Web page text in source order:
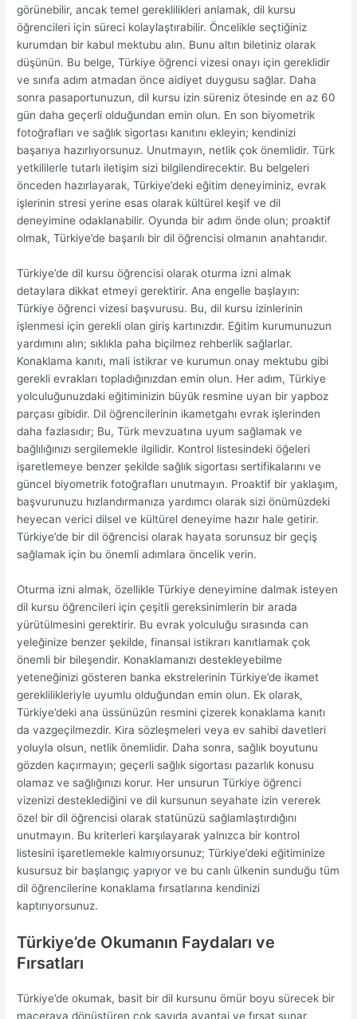
görünebilir, ancak temel gereklilikleri anlamak, dil kursu
öğrencileri için süreci kolaylaştırabilir. Öncelikle seçtiğiniz
kurumdan bir kabul mektubu alın. Bunu altın biletiniz olarak
düşünün. Bu belge, Türkiye öğrenci vizesi onayı için gereklidir
ve sınıfa adım atmadan önce aidiyet duygusu sağlar. Daha
sonra pasaportunuzun, dil kursu izin süreniz ötesinde en az 60
gün daha geçerli olduğundan emin olun. En son biyometrik
fotoğrafları ve sağlık sigortası kanıtını ekleyin; kendinizi
başarıya hazırlıyorsunuz. Unutmayın, netlik çok önemlidir. Türk
yetkililerle tutarlı iletişim sizi bilgilendirecektir. Bu belgeleri
önceden hazırlayarak, Türkiye’deki eğitim deneyiminiz, evrak
işlerinin stresi yerine esas olarak kültürel keşif ve dil
deneyimine odaklanabilir. Oyunda bir adım önde olun; proaktif
olmak, Türkiye’de başarılı bir dil öğrencisi olmanın anahtarıdır.
Türkiye’de dil kursu öğrencisi olarak oturma izni almak
detaylara dikkat etmeyi gerektirir. Ana engelle başlayın:
Türkiye öğrenci vizesi başvurusu. Bu, dil kursu izinlerinin
işlenmesi için gerekli olan giriş kartınızdır. Eğitim kurumunuzun
yardımını alın; sıklıkla paha biçilmez rehberlik sağlarlar.
Konaklama kanıtı, mali istikrar ve kurumun onay mektubu gibi
gerekli evrakları topladığınızdan emin olun. Her adım, Türkiye
yolculuğunuzdaki eğitiminizin büyük resmine uyan bir yapboz
parçası gibidir. Dil öğrencilerinin ikametgahı evrak işlerinden
daha fazlasıdır; Bu, Türk mevzuatına uyum sağlamak ve
bağlılığınızı sergilemekle ilgilidir. Kontrol listesindeki öğeleri
işaretlemeye benzer şekilde sağlık sigortası sertifikalarını ve
güncel biyometrik fotoğrafları unutmayın. Proaktif bir yaklaşım,
başvurunuzu hızlandırmanıza yardımcı olarak sizi önümüzdeki
heyecan verici dilsel ve kültürel deneyime hazır hale getirir.
Türkiye’de bir dil öğrencisi olarak hayata sorunsuz bir geçiş
sağlamak için bu önemli adımlara öncelik verin.
Oturma izni almak, özellikle Türkiye deneyimine dalmak isteyen
dil kursu öğrencileri için çeşitli gereksinimlerin bir arada
yürütülmesini gerektirir. Bu evrak yolculuğu sırasında can
yeleğinize benzer şekilde, finansal istikrarı kanıtlamak çok
önemli bir bileşendir. Konaklamanızı destekleyebilme
yeteneğinizi gösteren banka ekstrelerinin Türkiye’de ikamet
gereklilikleriyle uyumlu olduğundan emin olun. Ek olarak,
Türkiye’deki ana üssünüzün resmini çizerek konaklama kanıtı
da vazgeçilmezdir. Kira sözleşmeleri veya ev sahibi davetleri
yoluyla olsun, netlik önemlidir. Daha sonra, sağlık boyutunu
gözden kaçırmayın; geçerli sağlık sigortası pazarlık konusu
olamaz ve sağlığınızı korur. Her unsurun Türkiye öğrenci
vizenizi desteklediğini ve dil kursunun seyahate izin vererek
özel bir dil öğrencisi olarak statünüzü sağlamlaştırdığını
unutmayın. Bu kriterleri karşılayarak yalnızca bir kontrol
listesini işaretlemekle kalmıyorsunuz; Türkiye’deki eğitiminize
kusursuz bir başlangıç ​​yapıyor ve bu canlı ülkenin sunduğu tüm
dil öğrencilerine konaklama fırsatlarına kendinizi
kaptırıyorsunuz.
Türkiye’de Okumanın Faydaları ve
Fırsatları
Türkiye’de okumak, basit bir dil kursunu ömür boyu sürecek bir
maceraya dönüştüren çok sayıda avantaj ve fırsat sunar.